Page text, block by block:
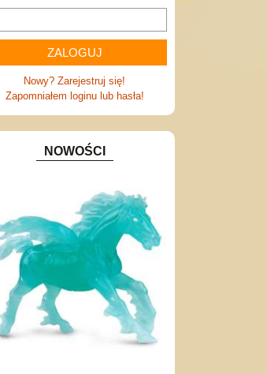
Nowy? Zarejestruj się!
Zapomniałem loginu lub hasła!
NOWOŚCI